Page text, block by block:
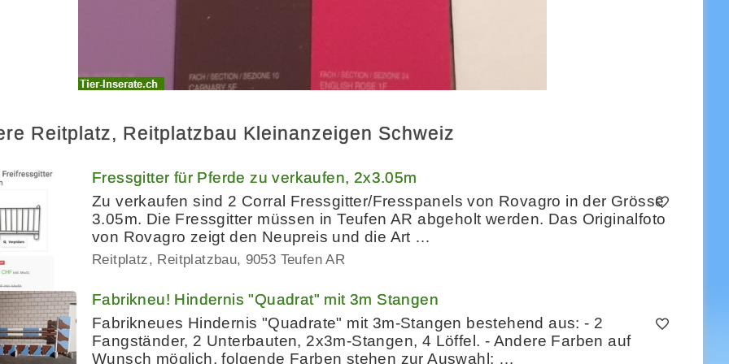
Reitplatz, Reitplatzbau Kleinanzeigen Schweiz
Fressgitter für Pferde zu verkaufen, 2x3.05m
Zu verkaufen sind 2 Corral Fressgitter/Fresspanels von Rovagro in der Grösse
3.05m. Die Fressgitter müssen in Teufen AR abgeholt werden. Das Originalfoto
von Rovagro zeigt den Neupreis und die Art …
Reitplatz, Reitplatzbau 9053 Teufen AR
Fabrikneu! Hindernis "Quadrat" mit 3m Stangen
Fabrikneues Hindernis "Quadrate" mit 3m-Stangen bestehend aus: - 2
Fangständer, 2 Unterbauten, 2x3m-Stangen, 4 Löffel. - Andere Farben auf
Wunsch möglich, folgende Farben stehen zur Auswahl: …